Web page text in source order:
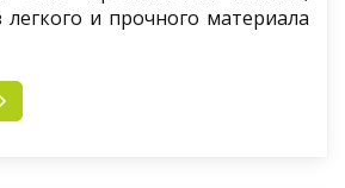
и прочного материала